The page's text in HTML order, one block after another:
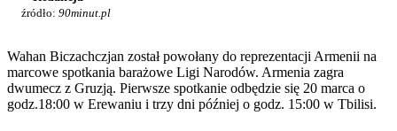
źródło: 90minut.pl
Wahan Biczachczjan został powołany do reprezentacji Armenii na
marcowe spotkania barażowe Ligi Narodów. Armenia zagra
dwumecz z Gruzją. Pierwsze spotkanie odbędzie się 20 marca o
godz.18:00 w Erewaniu i trzy dni później o godz. 15:00 w Tbilisi.